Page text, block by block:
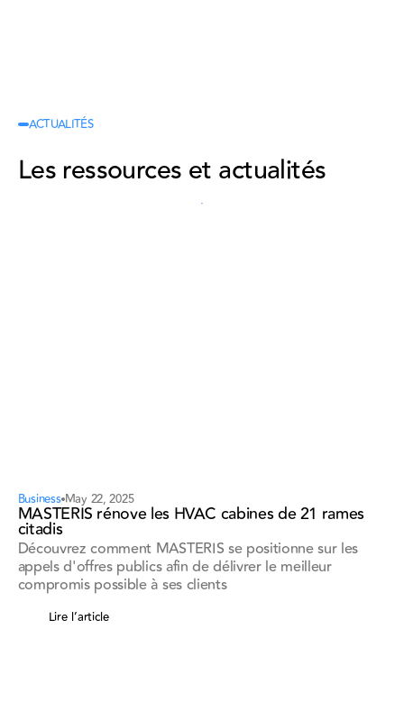
vitesse
ACTUALITÉS
Les ressources et actualités
Voir les actualités
Business May 22, 2025
MASTERIS rénove les HVAC cabines de 21 rames
citadis
Découvrez comment MASTERIS se positionne sur les
appels d'offres publics afin de délivrer le meilleur
compromis possible à ses clients
Lire l’article